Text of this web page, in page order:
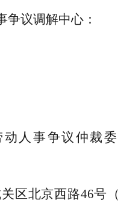
争议调解中心：
动人事争议仲裁
区北京西路46号